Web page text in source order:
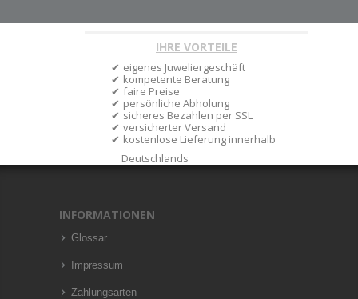
IHRE VORTEILE
eigenes Juweliergeschäft
kompetente Beratung
faire Preise
persönliche Abholung
sicheres Bezahlen per SSL
versicherter Versand
kostenlose Lieferung innerhalb
Deutschlands
INFORMATIONEN
Glossar
Impressum
Zahlungsarten